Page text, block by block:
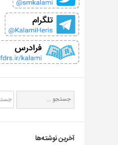
آخرین نوشته‌ها